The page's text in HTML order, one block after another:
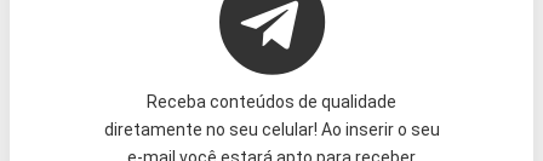
Receba conteúdos de qualidade
diretamente no seu celular! Ao inserir o seu